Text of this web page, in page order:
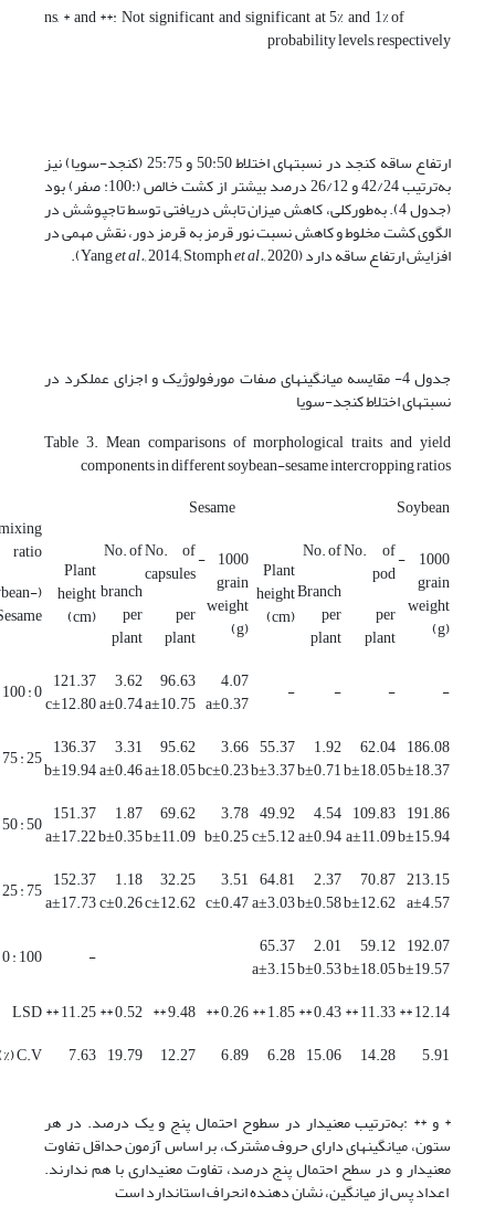
ns, * and **: Not significant and significant at 5% and 1% of
probability levels, respectively
ارتفاع ساقه کنجد در نسبت­های اختلاط 50:50 و 25:75 (کنجد-سویا) نیز
به‌ترتیب 42/24 و 26/12 درصد بیشتر از کشت خالص (:100: صفر) بود
(جدول 4). به‌طورکلی، کاهش میزان تابش دریافتی توسط تاج­پوشش در
الگوی کشت مخلوط و کاهش نسبت نور قرمز به قرمز دور، نقش مهمی در
افزایش ارتفاع ساقه دارد (Yang et al.,2014; Stomphet al.,2020).
جدول 4- مقایسه میانگین­های صفات مورفولوژیک و اجزای عملکرد در
نسبت­های اختلاط کنجد-سویا
Table 3. Mean comparisons of morphological traits and yield
components in different soybean-sesame intercropping ratios
Soybean
Sesame
ratio
1000 -
grain
weight
(g)
No. of
pod
per
plant
No. of
Branch
per
plant
Plant
height
(cm)
1000 -
grain
weight
(g)
No. of
capsules
per
plant
No. of
branch
per
plant
Plant
height
(cm)
-
-
-
-
4.07
a±0.37
96.63
a±10.75
3.62
a±0.74
121.37
c±12.80
0 : 100
186.08
b±18.37
62.04
b±18.05
1.92
b±0.71
55.37
b±3.37
3.66
bc±0.23
95.62
a±18.05
3.31
a±0.46
136.37
b±19.94
25 : 75
191.86
b±15.94
109.83
a±11.09
4.54
a±0.94
49.92
c±5.12
3.78
b±0.25
69.62
b±11.09
1.87
b±0.35
151.37
a±17.22
50 : 50
213.15
a±4.57
70.87
b±12.62
2.37
b±0.58
64.81
a±3.03
3.51
c±0.47
32.25
c±12.62
1.18
c±0.26
152.37
a±17.73
75 : 25
192.07
b±19.57
59.12
b±18.05
2.01
b±0.53
65.37
a±3.15
-
100 : 0
12.14 **
11.33 **
0.43 **
1.85 **
0.26 **
9.48 **
0.52 **
11.25 **
LSD
5.91
14.28
15.06
6.28
6.89
12.27
19.79
7.63
C.V (%)
* و ** :به‌ترتیب معنی­دار در سطوح احتمال پنج و یک درصد. در هر
ستون، میانگین­های دارای حروف مشترک، بر اساس آزمون حداقل تفاوت
معنی­دار و در سطح احتمال پنج درصد، تفاوت معنی­داری با هم ندارند.
اعداد پس از میانگین، نشان دهنده انحراف استاندارد است